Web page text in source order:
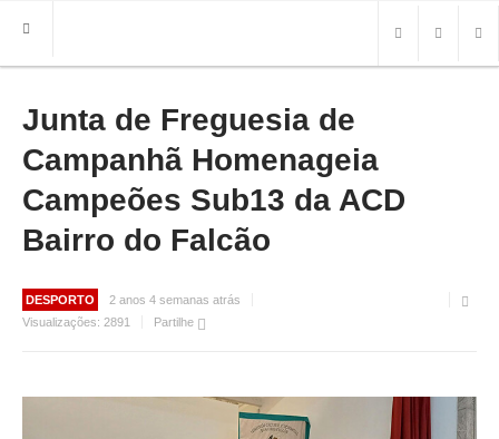
HOME
FREGUESIA
INFO
HISTÓRIA
TRANSPORTES
IMPRENSA
Junta de Freguesia de
Campanhã Homenageia
Campeões Sub13 da ACD
Bairro do Falcão
DESPORTO
2 anos 4 semanas atrás
Visualizações: 2891 Partilhe